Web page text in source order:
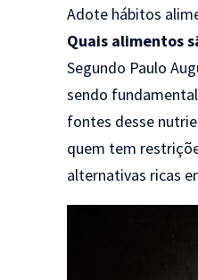
Adote hábitos
Quais alimentos
Segundo Paulo
sendo
fontes desse
quem tem
alternativas ricas